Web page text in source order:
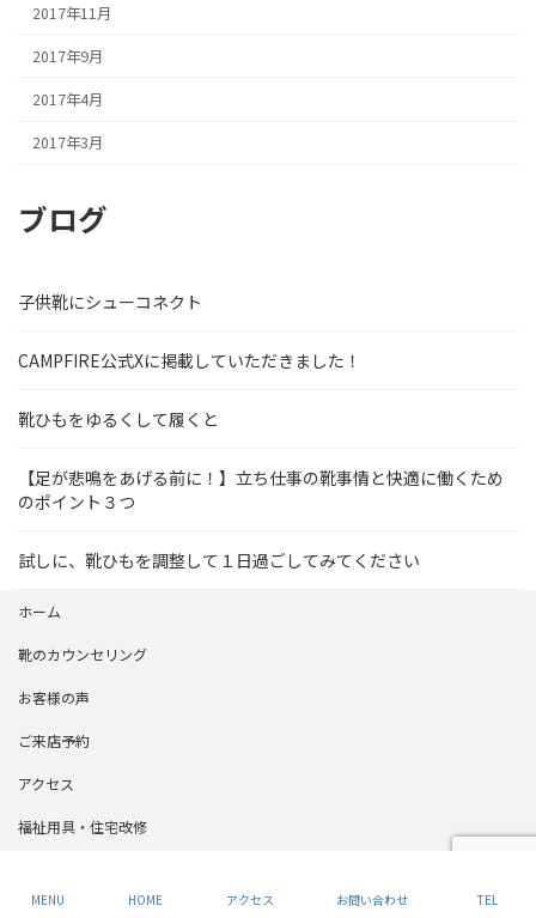
2017年11月
2017年9月
2017年4月
2017年3月
ブログ
子供靴にシューコネクト
CAMPFIRE公式Xに掲載していただきました！
靴ひもをゆるくして履くと
【足が悲鳴をあげる前に！】立ち仕事の靴事情と快適に働くため
のポイント３つ
試しに、靴ひもを調整して１日過ごしてみてください
ホーム
靴のカウンセリング
お客様の声
ご来店予約
アクセス
福祉用具・住宅改修
MENU HOME アクセス お問い合わせ TEL